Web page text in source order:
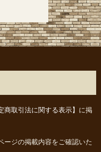
商取引法に関する表示】 に掲
ージの掲載内容をご確認いた